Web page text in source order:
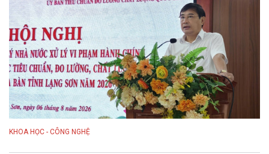
KHOA HỌC - CÔNG NGHỆ